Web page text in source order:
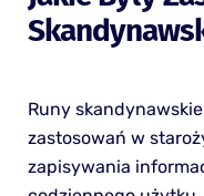
Runy
zastosowań w
zapisywania